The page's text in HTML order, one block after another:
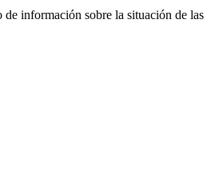
de información sobre la situación de las